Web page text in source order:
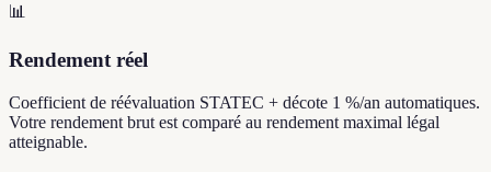
📊
Rendement réel
Coefficient de réévaluation STATEC + décote 1 %/an automatiques.
Votre rendement brut est comparé au rendement maximal légal
atteignable.